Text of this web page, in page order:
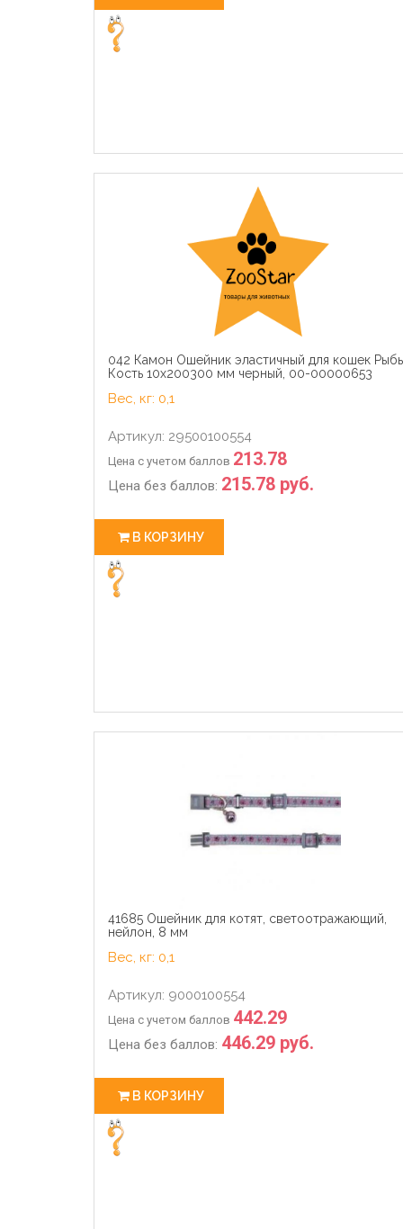
042 Камон Ошейник эластичный для кошек
Кость 10x200300 мм черный, 00-00000653
Вес, кг: 0,1
Артикул: 29500100554
Цена с учетом баллов 213.78
Цена без баллов: 215.78 руб.
В КОРЗИНУ
41685 Ошейник для котят, светоотражающий,
нейлон, 8 мм
Вес, кг: 0,1
Артикул: 9000100554
Цена с учетом баллов 442.29
Цена без баллов: 446.29 руб.
В КОРЗИНУ